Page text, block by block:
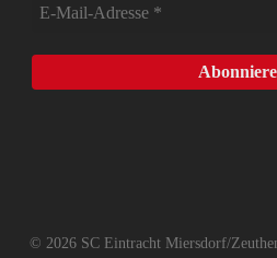
© 2026 SC Eintracht Miersdorf/